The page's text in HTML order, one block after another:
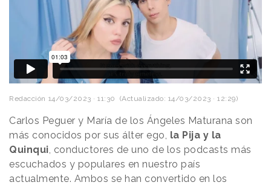
Redacción 14/03/2023 · 11:30 (Actualizado: 14/03/2023 · 12:29)
Carlos Peguer y María de los Ángeles Maturana son
más conocidos por sus álter ego, la Pija y la
Quinqui, conductores de uno de los podcasts más
escuchados y populares en nuestro país
actualmente. Ambos se han convertido en los